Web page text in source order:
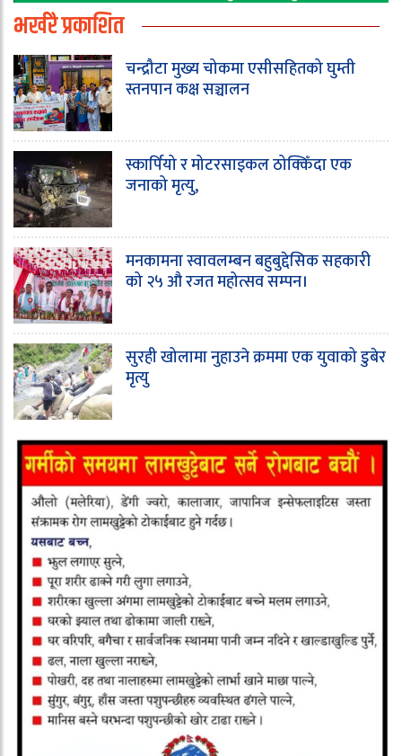
भर्खरै प्रकाशित
चन्द्रौटा मुख्य चोकमा एसीसहितको घुम्ती
स्तनपान कक्ष सञ्चालन
स्कार्पियो र मोटरसाइकल ठोक्किँदा एक
जनाको मृत्यु,
मनकामना स्वावलम्बन बहुबुद्देसिक सहकारी
को २५ औ रजत महोत्सव सम्पन।
सुरही खोलामा नुहाउने क्रममा एक युवाको डुबेर
मृत्यु